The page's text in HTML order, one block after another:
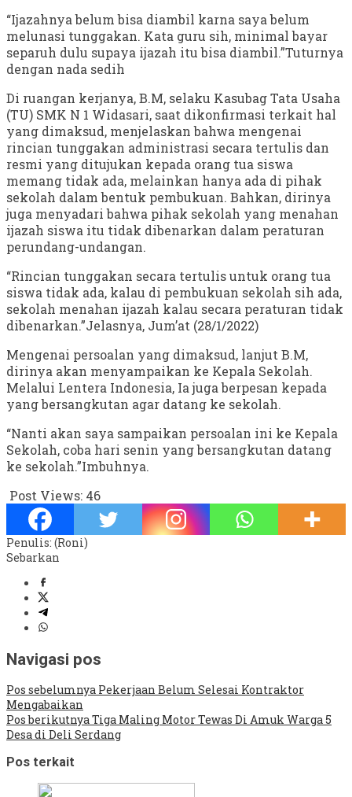
“Ijazahnya belum bisa diambil karna saya belum
melunasi tunggakan. Kata guru sih, minimal bayar
separuh dulu supaya ijazah itu bisa diambil.”Tuturnya
dengan nada sedih
Di ruangan kerjanya, B.M, selaku Kasubag Tata Usaha
(TU) SMK N 1 Widasari, saat dikonfirmasi terkait hal
yang dimaksud, menjelaskan bahwa mengenai
rincian tunggakan administrasi secara tertulis dan
resmi yang ditujukan kepada orang tua siswa
memang tidak ada, melainkan hanya ada di pihak
sekolah dalam bentuk pembukuan. Bahkan, dirinya
juga menyadari bahwa pihak sekolah yang menahan
ijazah siswa itu tidak dibenarkan dalam peraturan
perundang-undangan.
“Rincian tunggakan secara tertulis untuk orang tua
siswa tidak ada, kalau di pembukuan sekolah sih ada,
sekolah menahan ijazah kalau secara peraturan tidak
dibenarkan.”Jelasnya, Jum’at (28/1/2022)
Mengenai persoalan yang dimaksud, lanjut B.M,
dirinya akan menyampaikan ke Kepala Sekolah.
Melalui Lentera Indonesia, Ia juga berpesan kepada
yang bersangkutan agar datang ke sekolah.
“Nanti akan saya sampaikan persoalan ini ke Kepala
Sekolah, coba hari senin yang bersangkutan datang
ke sekolah.”Imbuhnya.
Post Views: 46
Penulis: (Roni)
Sebarkan
Navigasi pos
Pos sebelumnya Pekerjaan Belum Selesai Kontraktor
Mengabaikan
Pos berikutnyaTiga Maling Motor Tewas Di Amuk Warga 5
Desa di Deli Serdang
Pos terkait